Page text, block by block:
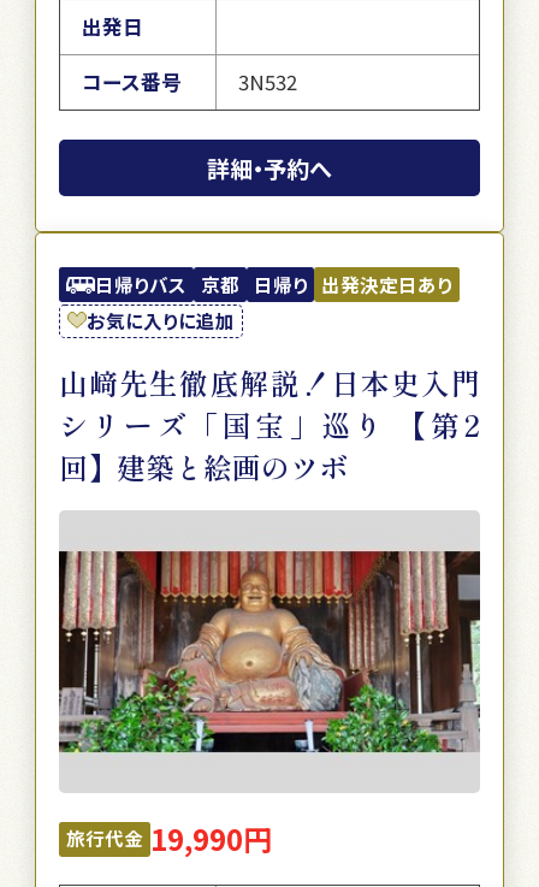
出発日
コース番号
3N532
詳細・予約へ
日帰りバス 京都 日帰り 出発決定日あり
お気に入りに追加
山﨑先生徹底解説！日本史入門
シリーズ「国宝」巡り 【第2
回】建築と絵画のツボ
旅行代金 19,990円